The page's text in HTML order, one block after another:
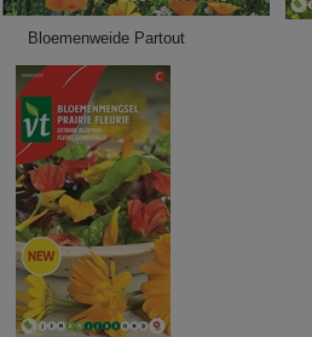
Bloemenweide Partout